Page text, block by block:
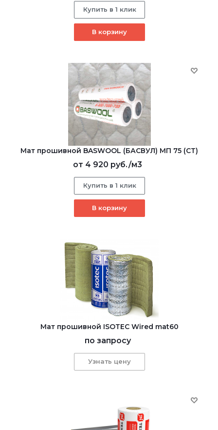
Купить в 1 клик
В корзину
Мат прошивной BASWOOL (БАСВУЛ) МП 75 (СТ)
от 4 920 руб./м3
Купить в 1 клик
В корзину
Мат прошивной ISOTEC Wired mat60
по запросу
Узнать цену